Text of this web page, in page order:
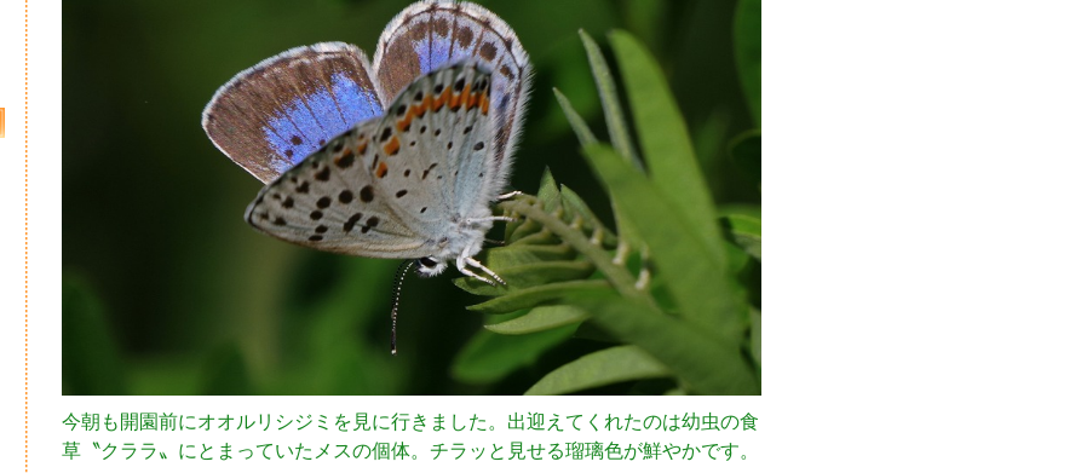
今朝も開園前にオオルリシジミを見に行きました。出迎えてくれたのは幼虫の食
草〝クララ〟にとまっていたメスの個体。チラッと見せる瑠璃色が鮮やかです。